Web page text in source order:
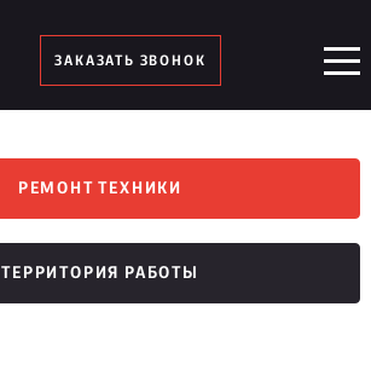
ЗАКАЗАТЬ ЗВОНОК
РЕМОНТ ТЕХНИКИ
ТЕРРИТОРИЯ РАБОТЫ